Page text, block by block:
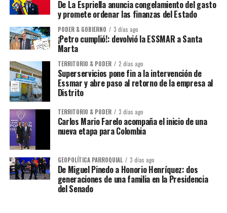
De La Espriella anuncia congelamiento del gasto
y promete ordenar las finanzas del Estado
PODER & GOBIERNO 3 días ago
¡Petro cumplió!: devolvió la ESSMAR a Santa
Marta
TERRITORIO & PODER 2 días ago
Superservicios pone fin a la intervención de
Essmar y abre paso al retorno de la empresa al
Distrito
TERRITORIO & PODER 3 días ago
Carlos Mario Farelo acompaña el inicio de una
nueva etapa para Colombia
GEOPOLÍTICA PARROQUIAL 3 días ago
De Miguel Pinedo a Honorio Henríquez: dos
generaciones de una familia en la Presidencia
del Senado